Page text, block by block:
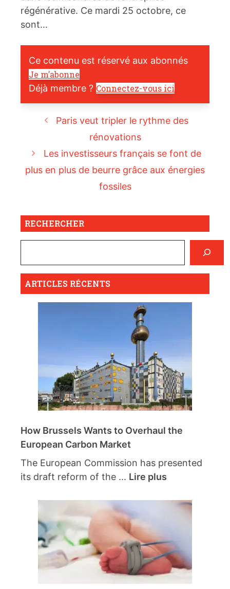
régénérative. Ce mardi 25 octobre, ce
sont…
Ce contenu est réservé aux abonnés
Je m’abonne
Déjà membre ? Connectez-vous ici
Paris veut tripler le rythme des
rénovations
Les investisseurs français se font de
plus en plus de beurre grâce aux énergies
fossiles
RECHERCHER
ARTICLES RÉCENTS
How Brussels Wants to Overhaul the
European Carbon Market
The European Commission has presented
its draft reform of the ... Lire plus